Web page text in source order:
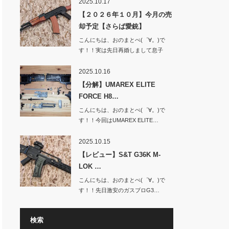
2025.10.17
【２０２６年１０月】今月の売
却予定【さらば愛銃】
こんにちは、おのまとぺ(゜∀。)で
す！！実は先日再婚しまして息子
2025.10.16
【分解】UMAREX ELITE
FORCE H8…
こんにちは、おのまとぺ(゜∀。)で
す！！今回はUMAREX ELITE…
2025.10.15
【レビュー】S&T G36K M-
LOK …
こんにちは、おのまとぺ(゜∀。)で
す！！先日激安のガスブロG3…
検索